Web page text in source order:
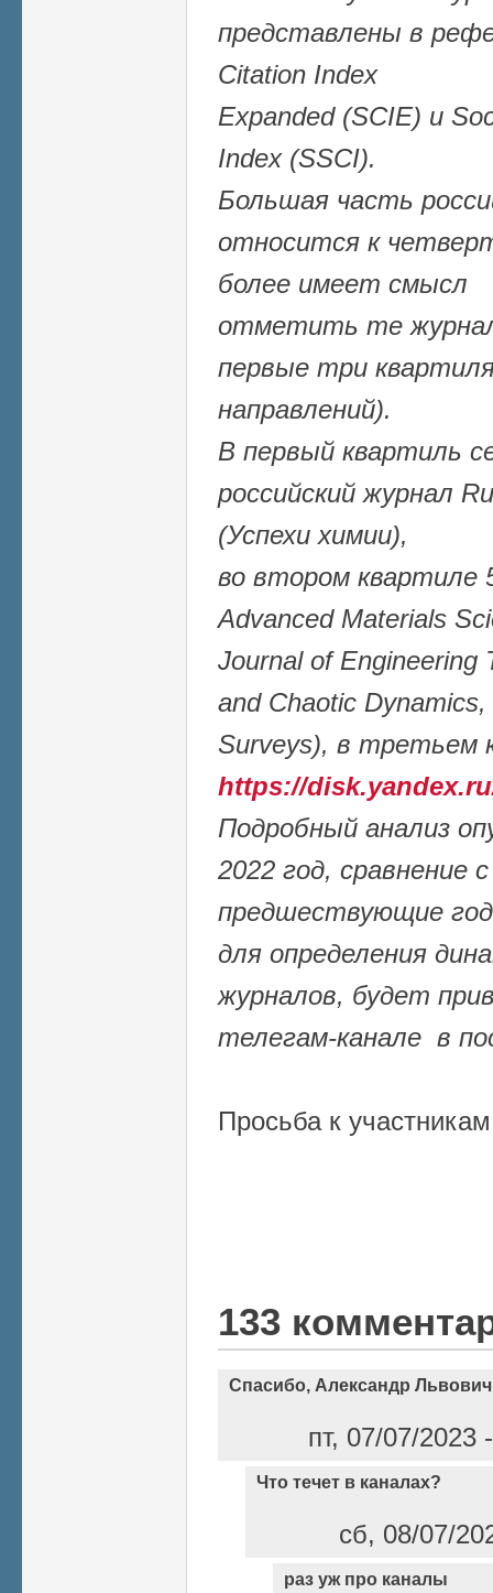
представлены в
Citation Index
Expanded (SCIE) и
Index (SSCI).
Большая часть
относится к
более имеет смысл
отметить те
первые три
направлений).
В первый квартиль
российский журнал
(Успехи химии),
во втором квартиле
Advanced Materials
Journal of Engineering
and Chaotic
Surveys), в третьем
https://
Подробный анализ
2022 год, сравнение
предшествующие
для определения
журналов, будет
телегам-канале в
Просьба к
133
Спасибо, Александр
пт, 07/07/
Что течет в каналах?
сб, 08/07/
раз уж про каналы